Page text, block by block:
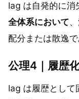
lag は自発的に消
全体系において
配分または散逸で
公理4｜履歴
lag は履歴として